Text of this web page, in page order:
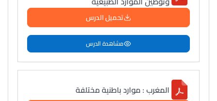
Lycée Maroc
تحميل الدرس
مشاهدة الدرس
المغرب : موارد باطنية مختلفة